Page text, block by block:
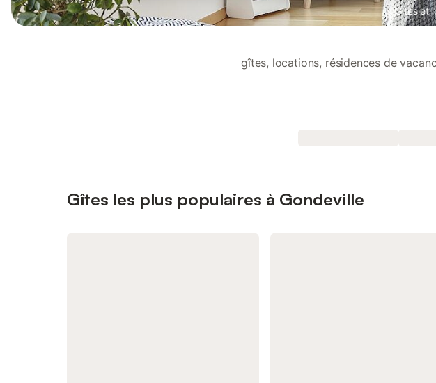
Gîtes et
gîtes, locations, résidences de
Gîtes les plus populaires à Gondeville